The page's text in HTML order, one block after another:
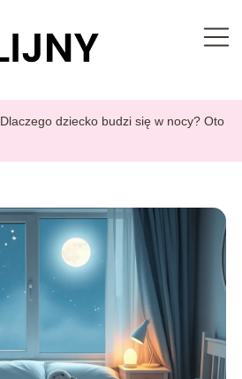
Dlaczego dziecko budzi się w nocy? Oto